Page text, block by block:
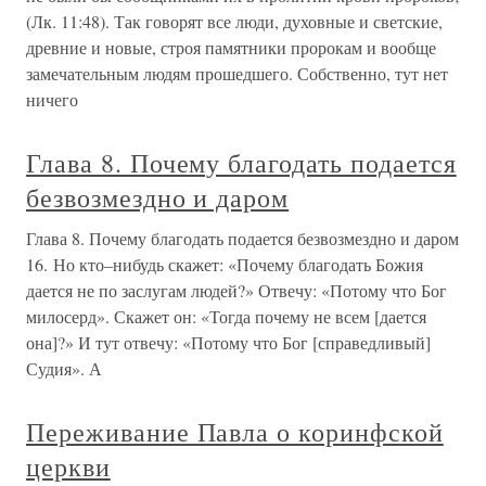
(Лк. 11:48). Так говорят все люди, духовные и светские,
древние и новые, строя памятники пророкам и вообще
замечательным людям прошедшего. Собственно, тут нет
ничего
Глава 8. Почему благодать подается
безвозмездно и даром
Глава 8. Почему благодать подается безвозмездно и даром
16. Но кто–нибудь скажет: «Почему благодать Божия
дается не по заслугам людей?» Отвечу: «Потому что Бог
милосерд». Скажет он: «Тогда почему не всем [дается
она]?» И тут отвечу: «Потому что Бог [справедливый]
Судия». А
Переживание Павла о коринфской
церкви